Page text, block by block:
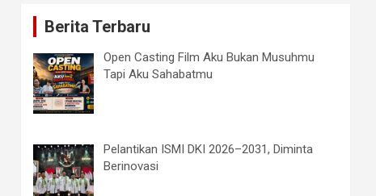
Berita Terbaru
Open Casting Film Aku Bukan Musuhmu
Tapi Aku Sahabatmu
Pelantikan ISMI DKI 2026–2031, Diminta
Berinovasi